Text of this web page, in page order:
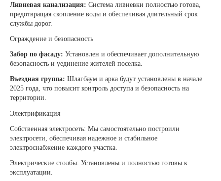
Ливневая канализация: Система ливневки полностью готова,
предотвращая скопление воды и обеспечивая длительный срок
службы дорог.
Ограждение и безопасность
Забор по фасаду: Установлен и обеспечивает дополнительную
безопасность и уединение жителей поселка.
Въездная группа: Шлагбаум и арка будут установлены в начале
2025 года, что повысит контроль доступа и безопасность на
территории.
Электрификация
Собственная электросеть: Мы самостоятельно построили
электросети, обеспечивая надежное и стабильное
электроснабжение каждого участка.
Электрические столбы: Установлены и полностью готовы к
эксплуатации.